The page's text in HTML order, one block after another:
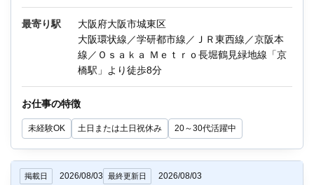
・データバックアップ／データリストア等の依
頼書対応
《環境》
情報処理システム：IBM汎用機
運用ツールとしてSenju操作
最寄り駅
大阪府大阪市城東区
大阪環状線／学研都市線／ＪＲ東西線／京阪本
線／Ｏｓａｋａ Ｍｅｔｒｏ長堀鶴見緑地線「京
橋駅」より徒歩8分
お仕事の特徴
未経験OK 土日または土日祝休み 20～30代活躍中
掲載日 2026/08/03 最終更新日 2026/08/03